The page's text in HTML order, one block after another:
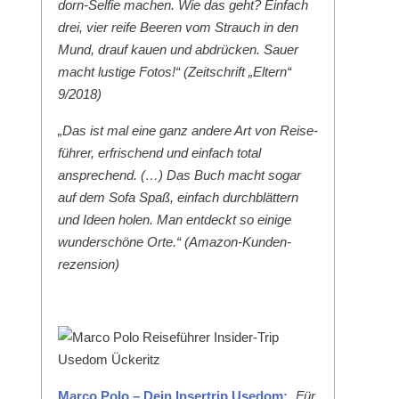
dorn-Self­ie machen. Wie das geht? Ein­fach
drei, vier reife Beeren vom Strauch in den
Mund, drauf kauen und abdrück­en. Sauer
macht lustige Fotos!“ (Zeitschrift „Eltern“
9/2018)
„Das ist mal eine ganz andere Art von Reise­
führer, erfrischend und ein­fach total
ansprechend. (…) Das Buch macht sog­ar
auf dem Sofa Spaß, ein­fach durch­blät­tern
und Ideen holen. Man ent­deckt so einige
wun­der­schöne Orte.“ (Ama­zon-Kun­den­
rezen­sion)
Mar­co Polo – Dein Inser­trip Use­dom: „Für